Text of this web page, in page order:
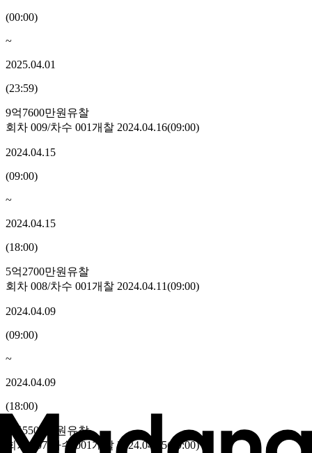
(00:00)
~
2025.04.01
(23:59)
9억7600만원 유찰
회차 009/차수 001개찰 2024.04.16(09:00)
2024.04.15
(09:00)
~
2024.04.15
(18:00)
5억2700만원 유찰
회차 008/차수 001개찰 2024.04.11(09:00)
2024.04.09
(09:00)
~
2024.04.09
(18:00)
5억5500만원 유찰
회차 007 /차수 001개찰2024.04.05( 09:00)